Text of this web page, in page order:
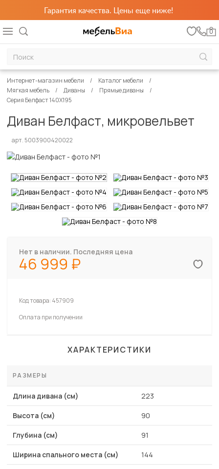
Гарантия качества. Цены еще ниже!
0
Интернет-магазин мебели
Каталог мебели
Мягкая мебель
Диваны
Прямые диваны
Серия Белфаст 140Х195
Диван Белфаст, микровельвет
арт. 5003900420022
Нет в наличии. Последняя цена
46 999
Код товара: 457909
Оплата при получении
ХАРАКТЕРИСТИКИ
РАЗМЕРЫ
Длина дивана (см) 223
Высота (см) 90
Глубина (см) 91
Ширина спального места (см) 144